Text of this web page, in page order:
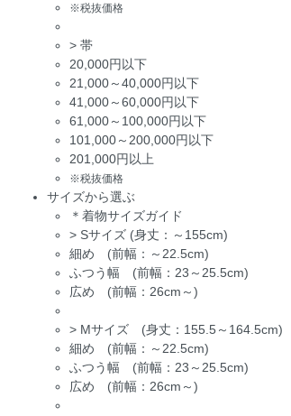
※税抜価格
> 帯
20,000円以下
21,000～40,000円以下
41,000～60,000円以下
61,000～100,000円以下
101,000～200,000円以下
201,000円以上
※税抜価格
サイズから選ぶ
＊着物サイズガイド
> Sサイズ (身丈：～155cm)
細め (前幅：～22.5cm)
ふつう幅 (前幅：23～25.5cm)
広め (前幅：26cm～)
> Mサイズ (身丈：155.5～164.5cm)
細め (前幅：～22.5cm)
ふつう幅 (前幅：23～25.5cm)
広め (前幅：26cm～)